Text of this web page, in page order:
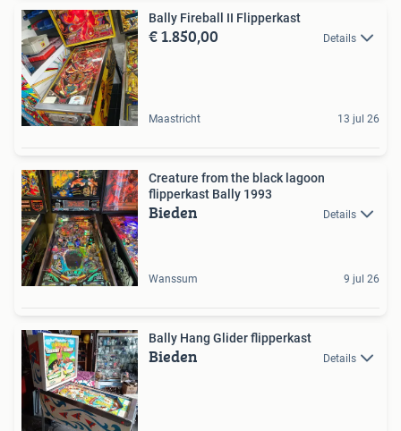
Bally Fireball II Flipperkast
€ 1.850,00 Details
Maastricht 13 jul 26
Creature from the black lagoon
flipperkast Bally 1993
Bieden Details
Wanssum 9 jul 26
Bally Hang Glider flipperkast
Bieden Details